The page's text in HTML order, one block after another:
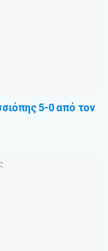
5-0 από τον